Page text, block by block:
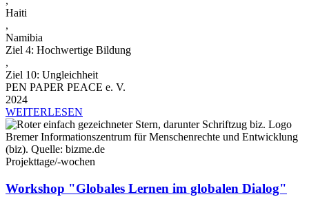
Haiti
,
Namibia
Ziel 4: Hochwertige Bildung
,
Ziel 10: Ungleichheit
PEN PAPER PEACE e. V.
2024
WEITERLESEN
Projekttage/-wochen
Workshop "Globales Lernen im globalen Dialog"